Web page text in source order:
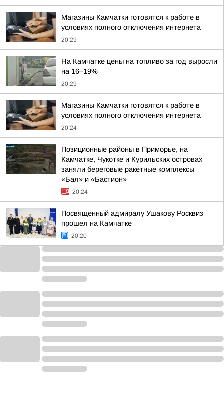
Магазины Камчатки готовятся к работе в
условиях полного отключения интернета
20:29
На Камчатке цены на топливо за год выросли
на 16–19%
20:29
Магазины Камчатки готовятся к работе в
условиях полного отключения интернета
20:24
Позиционные районы в Приморье, на
Камчатке, Чукотке и Курильских островах
заняли береговые ракетные комплексы
«Бал» и «Бастион»
20:24
Посвященный адмиралу Ушакову Росквиз
прошел на Камчатке
20:20